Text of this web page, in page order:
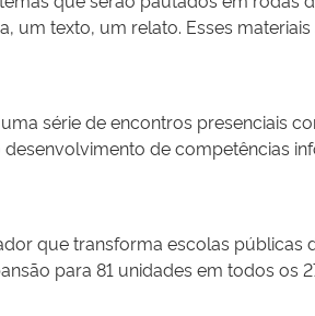
escolares e profissionais da
de materiais informativos e
experimentais, incluindo
o protagonismo dos jovens na
texto, um relato. Esses
da UATI (Universidade Aberta à
série de encontros presenciais
de competências
que transforma escolas públicas
para 81 unidades em todos os